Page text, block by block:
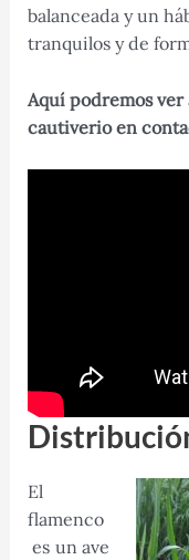
balanceada y un
tranquilos y de
Aquí podremos
cautiverio en
El
flamenco
es un ave